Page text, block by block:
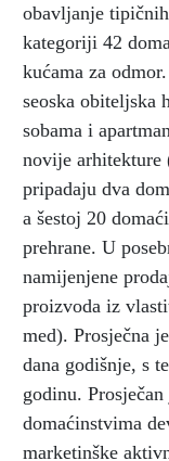
obavljanje
kategoriji 42
kućama za
seoska obiteljska
sobama i
novije arhitekture
pripadaju dva
a šestoj 20
prehrane. U
namijenjene
proizvoda iz
med). Prosječna
dana godišnje, s
godinu.
domaćinstvima
marketinške